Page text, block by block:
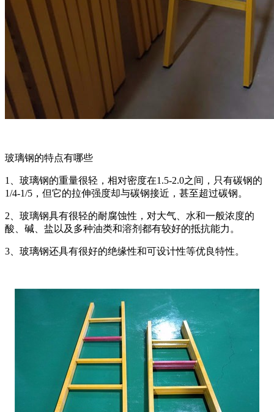
玻璃钢的特点有哪些
1、玻璃钢的重量很轻，相对密度在1.5-2.0之间，只有碳钢的
1/4-1/5，但它的拉伸强度却与碳钢接近，甚至超过碳钢。
2、玻璃钢具有很轻的耐腐蚀性，对大气、水和一般浓度的
酸、碱、盐以及多种油类和溶剂都有较好的抵抗能力。
3、玻璃钢还具有很好的绝缘性和可设计性等优良特性。